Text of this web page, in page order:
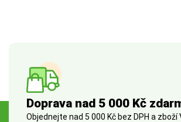
Doprava nad 5 000 Kč
Objednejte nad 5 000 Kč bez DPH a